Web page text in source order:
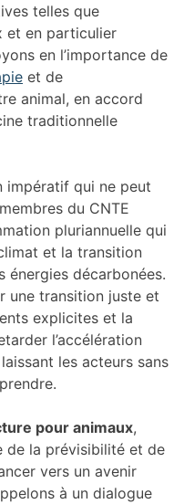
telles que
et en particulier
en l’importance de
et de
animal, en accord
traditionnelle
impératif qui ne peut
du CNTE
pluriannuelle qui
et la transition
énergies décarbonées.
une transition juste et
explicites et la
l’accélération
les acteurs sans
pour animaux,
de la prévisibilité et de
vers un avenir
à un dialogue